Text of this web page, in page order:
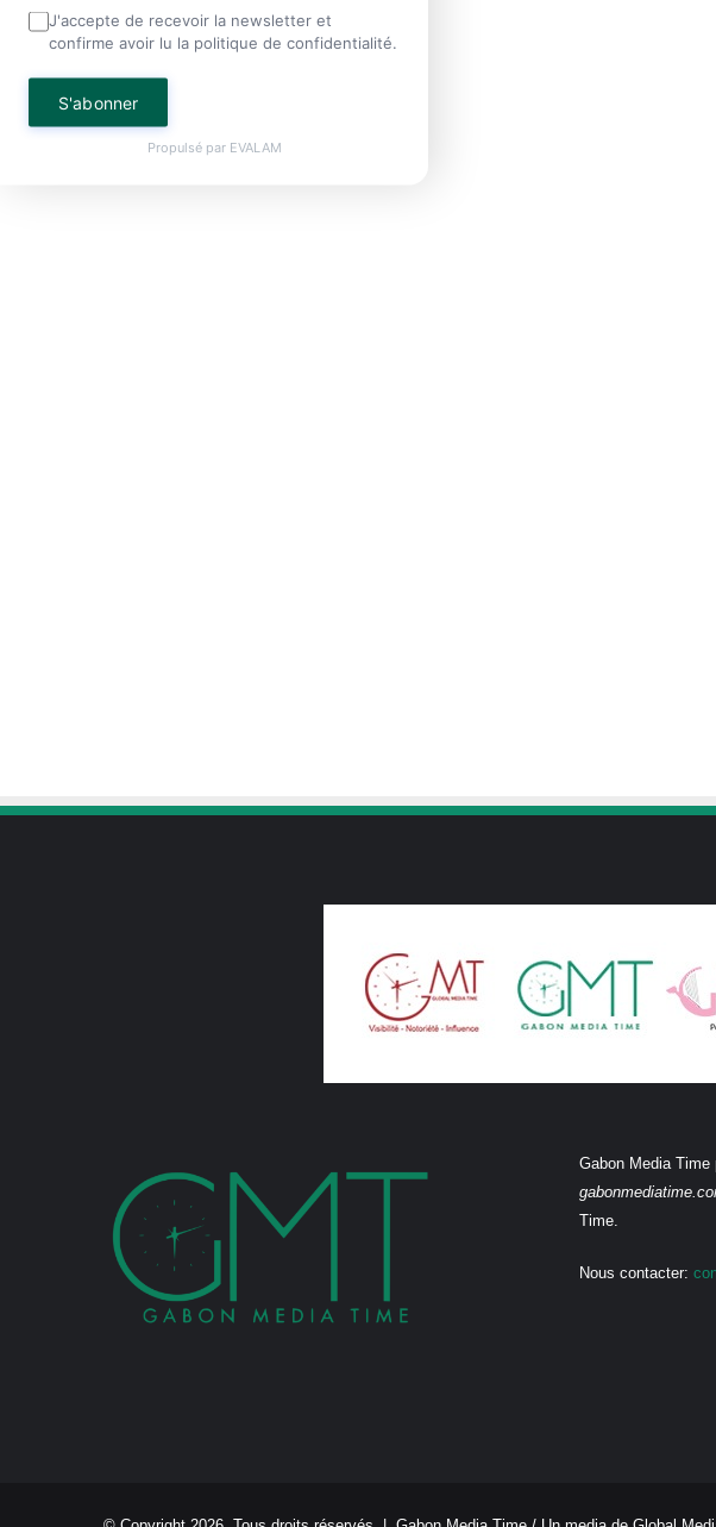
Gabon Media Time
Time.
Nous contacter:
J'accepte de recevoir la newsletter et
confirme avoir lu la politique de confidentialité.
S'abonner
Propulsé par EVALAM